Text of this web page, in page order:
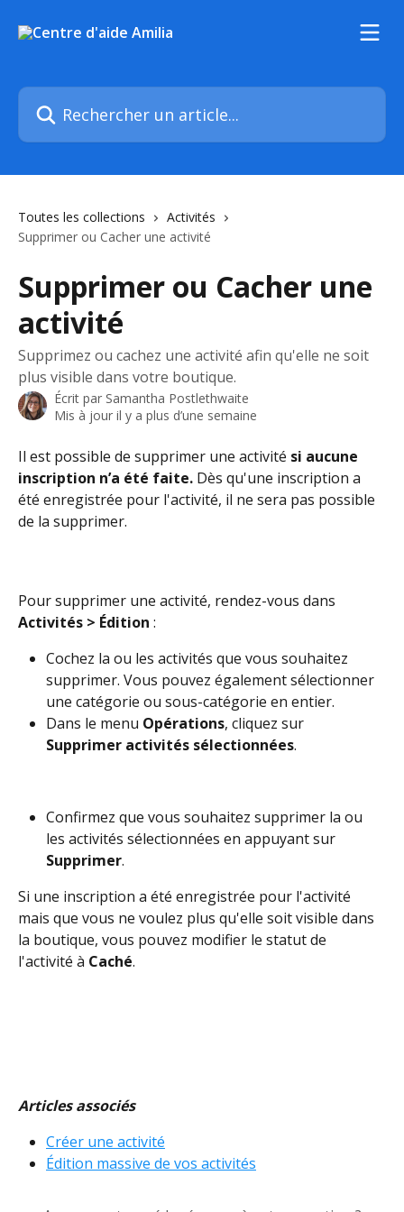
Rechercher un article...
Toutes les collections
Activités
Supprimer ou Cacher une activité
Supprimer ou Cacher une
activité
Supprimez ou cachez une activité afin qu'elle ne soit
plus visible dans votre boutique.
Écrit par Samantha Postlethwaite
Mis à jour il y a plus d’une semaine
Il est possible de supprimer une activité si aucune
inscription n’a été faite. Dès qu'une inscription a
été enregistrée pour l'activité, il ne sera pas possible
de la supprimer.
Pour supprimer une activité, rendez-vous dans
Activités > Édition :
Cochez la ou les activités que vous souhaitez
supprimer. Vous pouvez également sélectionner
une catégorie ou sous-catégorie en entier.
Dans le menu Opérations, cliquez sur
Supprimer activités sélectionnées.
Confirmez que vous souhaitez supprimer la ou
les activités sélectionnées en appuyant sur
Supprimer.
Si une inscription a été enregistrée pour l'activité
mais que vous ne voulez plus qu'elle soit visible dans
la boutique, vous pouvez modifier le statut de
l'activité à Caché.
Articles associés
Créer une activité
Édition massive de vos activités